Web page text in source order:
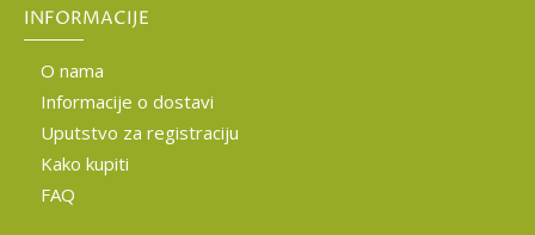
INFORMACIJE
O nama
Informacije o dostavi
Uputstvo za registraciju
Kako kupiti
FAQ